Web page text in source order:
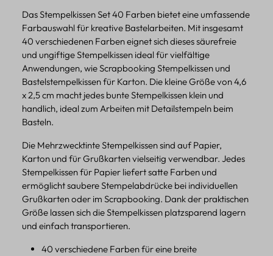
Das Stempelkissen Set 40 Farben bietet eine umfassende
Farbauswahl für kreative Bastelarbeiten. Mit insgesamt
40 verschiedenen Farben eignet sich dieses säurefreie
und ungiftige Stempelkissen ideal für vielfältige
Anwendungen, wie Scrapbooking Stempelkissen und
Bastelstempelkissen für Karton. Die kleine Größe von 4,6
x 2,5 cm macht jedes bunte Stempelkissen klein und
handlich, ideal zum Arbeiten mit Detailstempeln beim
Basteln.
Die Mehrzwecktinte Stempelkissen sind auf Papier,
Karton und für Grußkarten vielseitig verwendbar. Jedes
Stempelkissen für Papier liefert satte Farben und
ermöglicht saubere Stempelabdrücke bei individuellen
Grußkarten oder im Scrapbooking. Dank der praktischen
Größe lassen sich die Stempelkissen platzsparend lagern
und einfach transportieren.
40 verschiedene Farben für eine breite